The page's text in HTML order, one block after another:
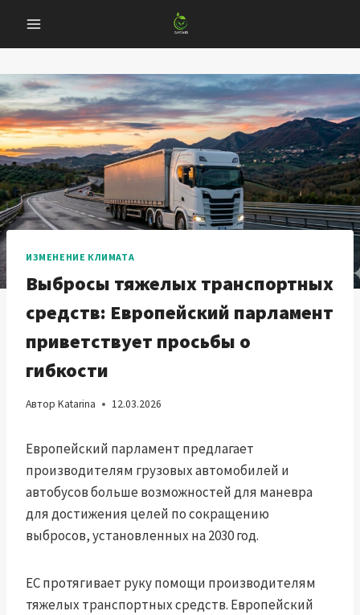
содержанию
ИЗМЕНЕНИЕ КЛИМАТА
Выбросы тяжелых транспортных
средств: Европейский парламент
приветствует просьбы о
гибкости
Автор Katarina 12.03.2026
Европейский парламент предлагает
производителям грузовых автомобилей и
автобусов больше возможностей для маневра
для достижения целей по сокращению
выбросов, установленных на 2030 год.
ЕС протягивает руку помощи производителям
тяжелых транспортных средств. Европейский